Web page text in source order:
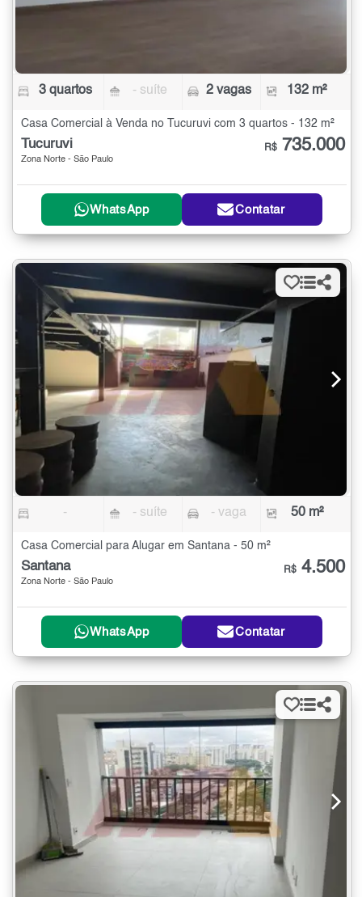
3 quartos - suíte 2 vagas 132 m²
Casa Comercial à Venda no Tucuruvi com 3 quartos - 132 m²
Tucuruvi
Zona Norte - São Paulo
R$ 735.000
WhatsApp Contatar
- - suíte - vaga 50 m²
Casa Comercial para Alugar em Santana - 50 m²
Santana
Zona Norte - São Paulo
R$ 4.500
WhatsApp Contatar